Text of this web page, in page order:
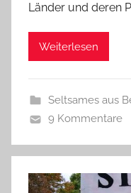
Länder und deren
Weiterlesen
Seltsames aus
9 Kommentare